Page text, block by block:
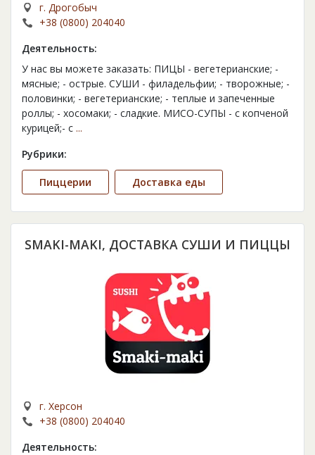
г. Дрогобыч
+38 (0800) 204040
Деятельность:
У нас вы можете заказать: ПИЦЫ - вегетерианские; -
мясные; - острые. СУШИ - филадельфии; - творожные; -
половинки; - вегетерианские; - теплые и запеченные
роллы; - хосомаки; - сладкие. МИСО-СУПЫ - с копченой
курицей;- с ...
Рубрики:
Пиццерии Доставка еды
SMAKI-MAKI, ДОСТАВКА СУШИ И ПИЦЦЫ
г. Херсон
+38 (0800) 204040
Деятельность: